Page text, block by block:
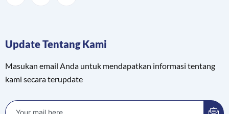
Update Tentang Kami
Masukan email Anda untuk mendapatkan informasi tentang
kami secara terupdate